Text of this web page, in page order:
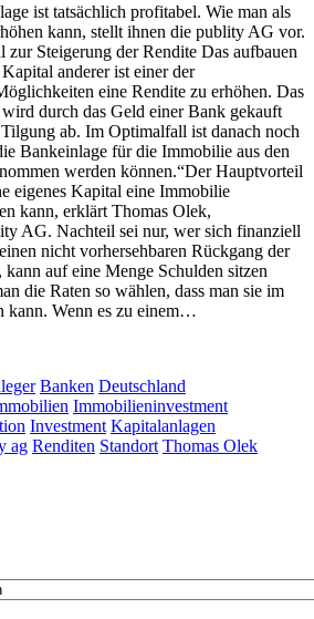
ist tatsächlich profitabel. Wie man als
kann, stellt ihnen die publity AG vor.
Steigerung der Rendite Das aufbauen
anderer ist einer der
eine Rendite zu erhöhen. Das
durch das Geld einer Bank gekauft
ab. Im Optimalfall ist danach noch
Bankeinlage für die Immobilie aus den
werden können.“Der Hauptvorteil
eigenes Kapital eine Immobilie
kann, erklärt Thomas Olek,
AG. Nachteil sei nur, wer sich finanziell
nicht vorhersehbaren Rückgang der
auf eine Menge Schulden sitzen
die Raten so wählen, dass man sie im
kann. Wenn es zu einem…
Banken Deutschland
Immobilieninvestment
Investment Kapitalanlagen
ag Renditen Standort Thomas Olek